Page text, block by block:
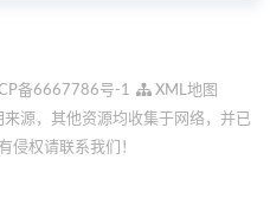
备6667786号-1
XML地图
源，其他资源均收集于网络，并已
侵权请联系我们！